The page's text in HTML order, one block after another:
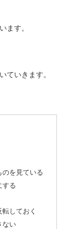
ます。
ていきます。
を見ている
する
しておく
ない